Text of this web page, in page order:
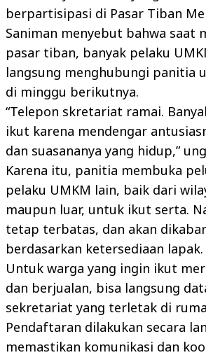
berpartisipasi di Pasar Tiban
Saniman menyebut bahwa saat
pasar tiban, banyak pelaku
langsung menghubungi panitia
di minggu berikutnya.
“Telepon skretariat ramai.
ikut karena mendengar
dan suasananya yang hidup,”
Karena itu, panitia membuka
pelaku UMKM lain, baik dari
maupun luar, untuk ikut serta.
tetap terbatas, dan akan
berdasarkan ketersediaan lapak.
Untuk warga yang ingin ikut
dan berjualan, bisa langsung
sekretariat yang terletak di
Pendaftaran dilakukan secara
memastikan komunikasi dan